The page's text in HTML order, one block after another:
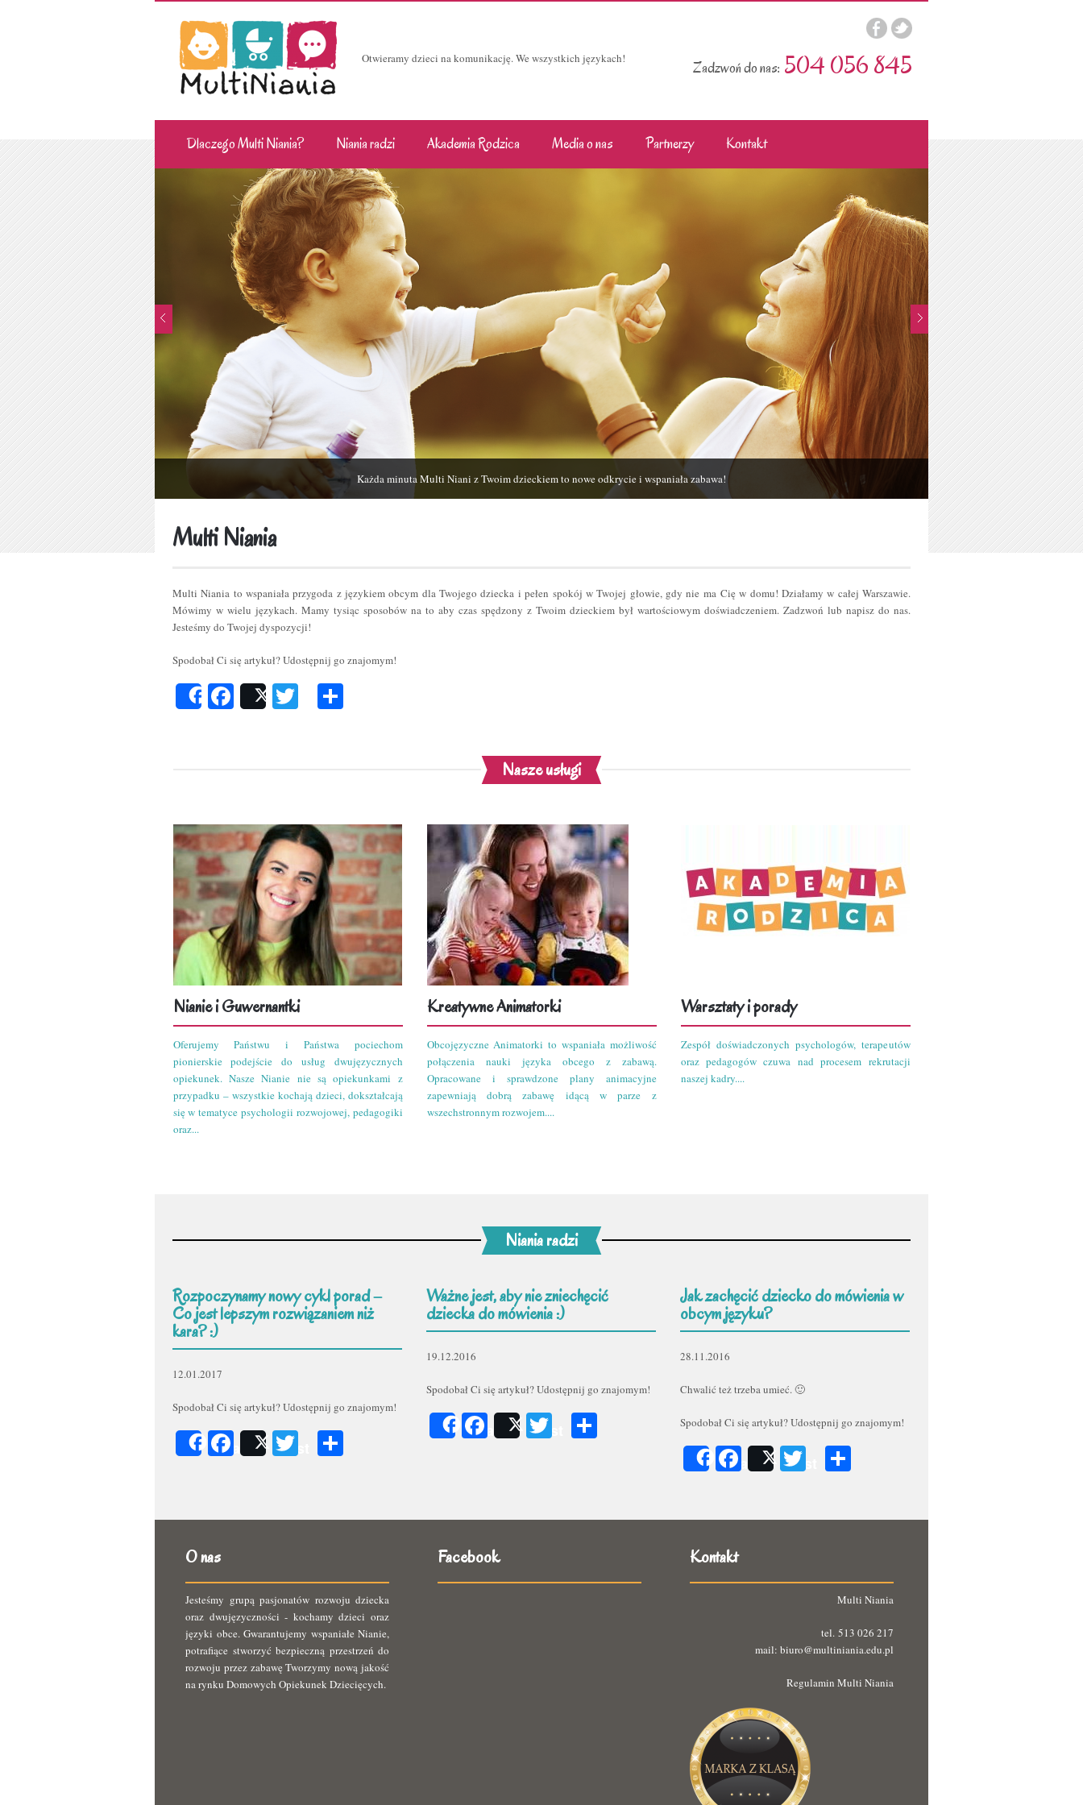
Otwieramy dzieci na komunikację. We wszystkich językach! 504 056 845
Zadzwoń do nas:
Dlaczego Multi Niania? Niania radzi Akademia Rodzica Media o nas Partnerzy Kontakt
Każda minuta Multi Niani z Twoim dzieckiem to nowe odkrycie i wspaniała zabawa!
Multi Niania
Multi Niania to wspaniała przygoda z językiem obcym dla Twojego dziecka i pełen spokój w Twojej głowie, gdy nie ma Cię w domu! Działamy w całej Warszawie.
Mówimy w wielu językach. Mamy tysiąc sposobów na to aby czas spędzony z Twoim dzieckiem był wartościowym doświadczeniem. Zadzwoń lub napisz do nas.
Jesteśmy do Twojej dyspozycji!
Spodobał Ci się artykuł? Udostępnij go znajomym!
ShareFacebook
Post Twitter
Nasze usługi
Nianie i Guwernantki
Oferujemy Państwu i Państwa pociechom
pionierskie podejście do usług dwujęzycznych
opiekunek. Nasze Nianie nie są opiekunkami z
przypadku – wszystkie kochają dzieci, dokształcają
się w tematyce psychologii rozwojowej, pedagogiki
oraz...
Kreatywne Animatorki
Obcojęzyczne Animatorki to wspaniała możliwość
połączenia nauki języka obcego z zabawą.
Opracowane i sprawdzone plany animacyjne
zapewniają dobrą zabawę idącą w parze z
wszechstronnym rozwojem....
Warsztaty i porady
Zespół doświadczonych psychologów, terapeutów
oraz pedagogów czuwa nad procesem rekrutacji
naszej kadry....
Niania radzi
Rozpoczynamy nowy cykl porad –
Co jest lepszym rozwiązaniem niż
kara? :)
12.01.2017
Spodobał Ci się artykuł? Udostępnij go znajomym!
ShareFacebook
Post Twitter
Ważne jest, aby nie zniechęcić
dziecka do mówienia :)
19.12.2016
Spodobał Ci się artykuł? Udostępnij go znajomym!
ShareFacebook
Post Twitter
Jak zachęcić dziecko do mówienia w
obcym języku?
28.11.2016
Chwalić też trzeba umieć. 🙂
Spodobał Ci się artykuł? Udostępnij go znajomym!
ShareFacebook
Post Twitter
O nas
Jesteśmy grupą pasjonatów rozwoju dziecka
oraz dwujęzyczności - kochamy dzieci oraz
języki obce. Gwarantujemy wspaniałe Nianie,
potrafiące stworzyć bezpieczną przestrzeń do
rozwoju przez zabawę Tworzymy nową jakość
na rynku Domowych Opiekunek Dziecięcych.
Facebook Kontakt
Multi Niania
tel. 513 026 217
mail: biuro@multiniania.edu.pl
Regulamin Multi Niania